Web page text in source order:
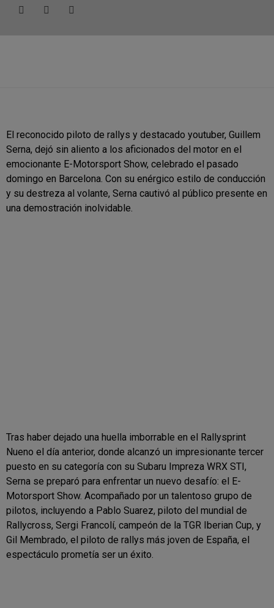
El reconocido piloto de rallys y destacado youtuber, Guillem
Serna, dejó sin aliento a los aficionados del motor en el
emocionante E-Motorsport Show, celebrado el pasado
domingo en Barcelona. Con su enérgico estilo de conducción
y su destreza al volante, Serna cautivó al público presente en
una demostración inolvidable.
Tras haber dejado una huella imborrable en el Rallysprint
Nueno el día anterior, donde alcanzó un impresionante tercer
puesto en su categoría con su Subaru Impreza WRX STI,
Serna se preparó para enfrentar un nuevo desafío: el E-
Motorsport Show. Acompañado por un talentoso grupo de
pilotos, incluyendo a Pablo Suarez, piloto del mundial de
Rallycross, Sergi Francolí, campeón de la TGR Iberian Cup, y
Gil Membrado, el piloto de rallys más joven de España, el
espectáculo prometía ser un éxito.